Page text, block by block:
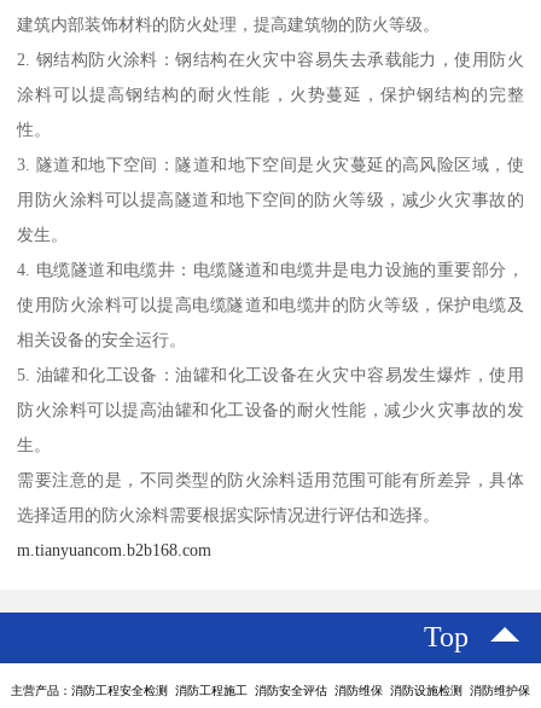
建筑内部装饰材料的防火处理，提高建筑物的防火等级。
2. 钢结构防火涂料：钢结构在火灾中容易失去承载能力，使用防火
涂料可以提高钢结构的耐火性能，火势蔓延，保护钢结构的完整
性。
3. 隧道和地下空间：隧道和地下空间是火灾蔓延的高风险区域，使
用防火涂料可以提高隧道和地下空间的防火等级，减少火灾事故的
发生。
4. 电缆隧道和电缆井：电缆隧道和电缆井是电力设施的重要部分，
使用防火涂料可以提高电缆隧道和电缆井的防火等级，保护电缆及
相关设备的安全运行。
5. 油罐和化工设备：油罐和化工设备在火灾中容易发生爆炸，使用
防火涂料可以提高油罐和化工设备的耐火性能，减少火灾事故的发
生。
需要注意的是，不同类型的防火涂料适用范围可能有所差异，具体
选择适用的防火涂料需要根据实际情况进行评估和选择。
m.tianyuancom.b2b168.com
Top
主营产品：消防工程安全检测 消防工程施工 消防安全评估 消防维保 消防设施检测 消防维护保